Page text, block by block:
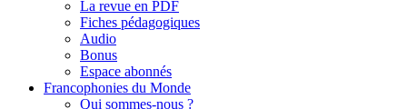
La revue en PDF
Fiches pédagogiques
Audio
Bonus
Espace abonnés
Francophonies du Monde
Qui sommes-nous ?